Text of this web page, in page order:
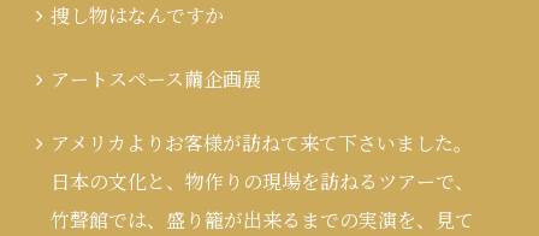
捜し物はなんですか
アートスペース繭企画展
アメリカよりお客様が訪ねて来て下さいました。
日本の文化と、物作りの現場を訪ねるツアーで、
竹聲館では、盛り籠が出来るまでの実演を、見て